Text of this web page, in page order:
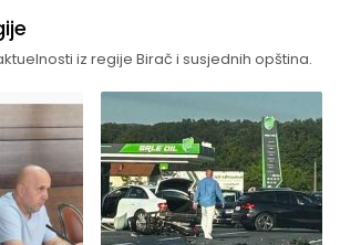
iz regije Birač i susjednih opština.